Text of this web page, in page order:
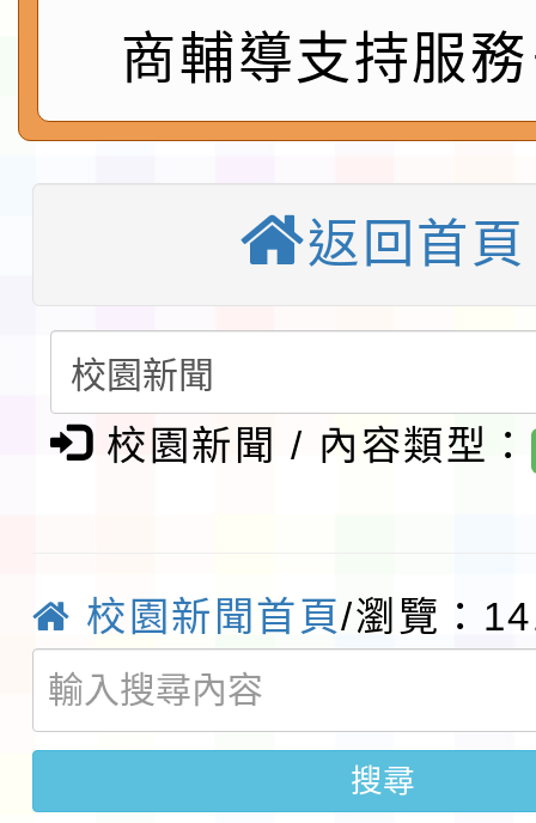
告(採1次公告分次招考)
0 小時業訓練課程
轉知本市體育總會划船
「115年桃園市運動會
錦標賽」海洋艇及
域)，申請變更地點
「114-115年度
計畫」公費接種對象擴
115學年度迎新活動暨
會活動流程表
第3次招考代課鐘點教
告(不再辦理後續甄選)
檢送「桃園市115學年
賽實施要點」1份
本市「115學年度學生
請一案
026 ART TAIPEI臺北
會」之「藝術教育日」
本校115學年度第1學
第2次招考代課鐘點教
告(採1次公告分次招考)
115 年度兒童課後照顧
0 小時業訓練課程
轉知本市體育總會划船
商輔導支持服
返回首頁
校園新聞 / 內容類型：
校園新聞首頁/瀏覽：
搜尋